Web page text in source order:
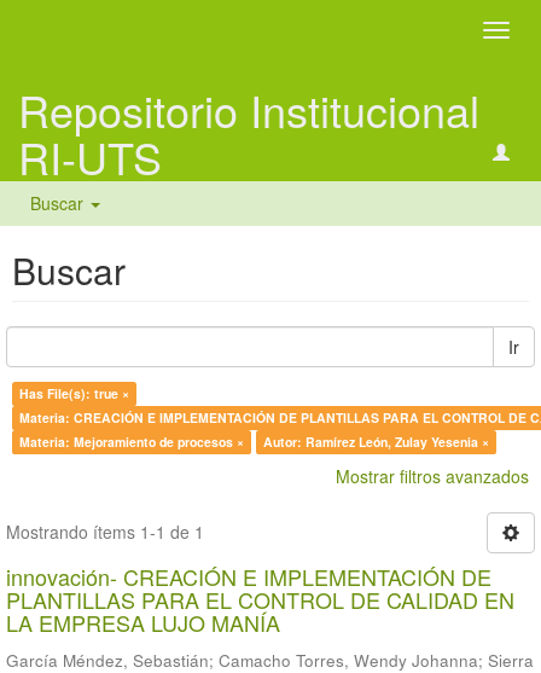
Repositorio Institucional
RI-UTS
Buscar
Buscar
Ir
Has File(s): true ×
Materia:
Materia: Mejoramiento de procesos ×
Autor: Ramírez León, Zulay Yesenia ×
Mostrar filtros avanzados
Mostrando ítems 1-1 de 1
innovación- CREACIÓN E IMPLEMENTACIÓN DE
PLANTILLAS PARA EL CONTROL DE CALIDAD EN
LA EMPRESA LUJO MANÍA
García Méndez, Sebastián; Camacho Torres, Wendy Johanna; Sierra